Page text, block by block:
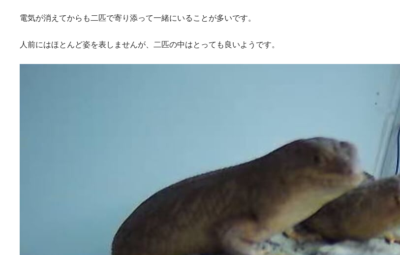
電気が消えてからも二匹で寄り添って一緒にいることが多いです。
人前にはほとんど姿を表しませんが、二匹の中はとっても良いようです。